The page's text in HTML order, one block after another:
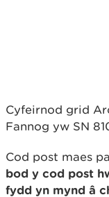
Cyfeirnod grid
Fannog yw SN
Cod post maes
bod y cod post
fydd yn mynd â